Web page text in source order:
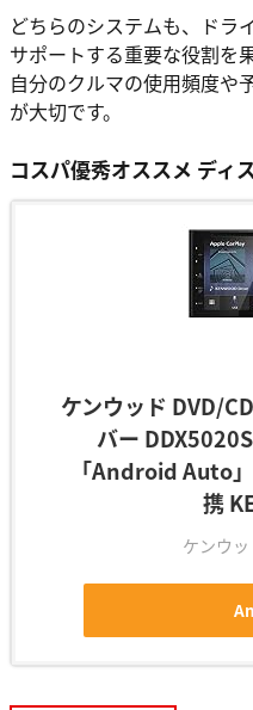
どちらのシステムも、ドラ
サポートする重要な役割を
自分のクルマの使用頻度や
が大切です。
コスパ優秀オススメ ディ
ケンウッド DVD/
バー
「Android Auto
携
ケンウ